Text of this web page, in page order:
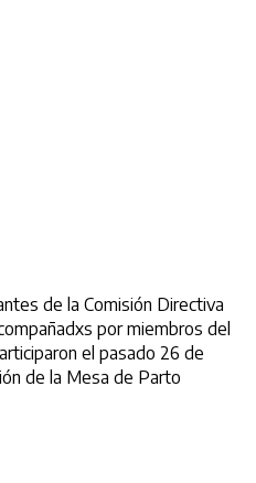
de la Comisión Directiva
por miembros del
el pasado 26 de
de la Mesa de Parto